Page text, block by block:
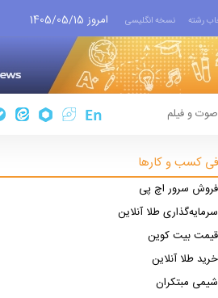
رشته نسخه انگلیسی امروز 1405/05/15
صوت و فیلم
کسب و کارها
فروش سرور اچ پی
سرمایه‌گذاری طلا آنلاین
قیمت بیت کوین
خرید طلا آنلاین
شیمی مبتکران